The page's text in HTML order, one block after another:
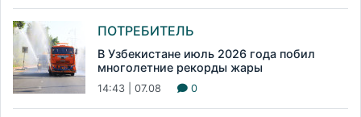
ПОТРЕБИТЕЛЬ
В Узбекистане июль 2026 года побил
многолетние рекорды жары
14:43 | 07.08 0